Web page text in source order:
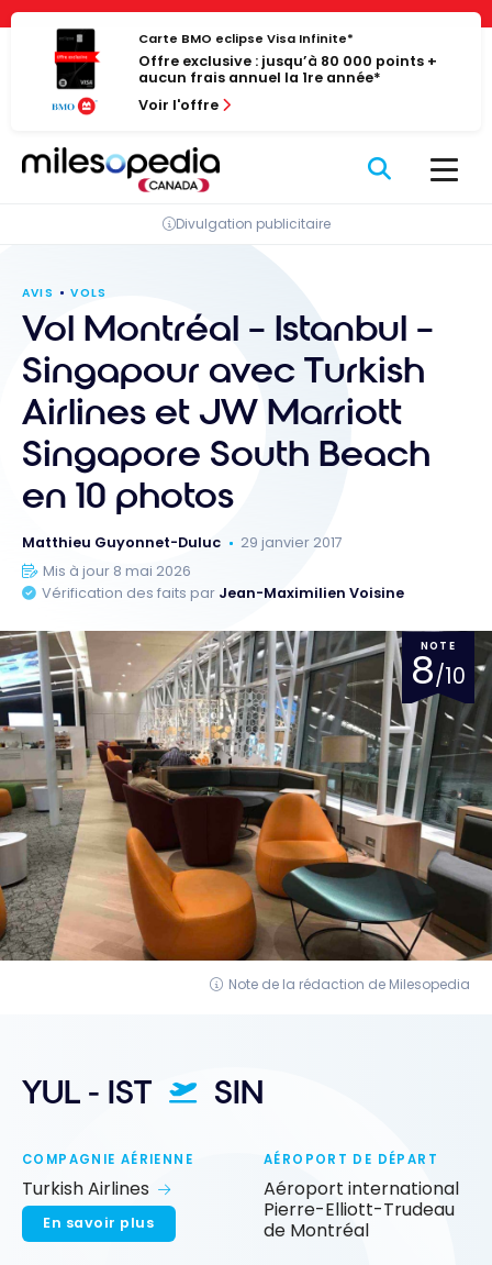
Panneau de gestion des cookies
Passer
contenu
Carte BMO eclipse Visa Infinite*
Offre exclusive : jusqu’à 80 000 points +
aucun frais annuel la 1re année*
Voir l'offre
Divulgation publicitaire
AVIS VOLS
Vol Montréal – Istanbul –
Singapour avec Turkish
Airlines et JW Marriott
Singapore South Beach
en 10 photos
Matthieu Guyonnet-Duluc
29 janvier 2017
Mis à jour 8 mai 2026
Vérification des faits par Jean-Maximilien Voisine
NOTE
8/10
Note de la rédaction de Milesopedia
YUL - IST SIN
COMPAGNIE AÉRIENNE
Turkish Airlines
En savoir plus
AÉROPORT DE DÉPART
Aéroport international
Pierre-Elliott-Trudeau
de Montréal